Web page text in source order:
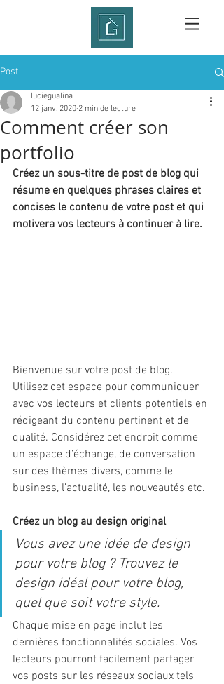
Post
Comment créer son
portfolio
luciegualina
12 janv. 2020 2 min de lecture
Créez un sous-titre de post de blog qui
résume en quelques phrases claires et
concises le contenu de votre post et qui
motivera vos lecteurs à continuer à lire.
Bienvenue sur votre post de blog.
Utilisez cet espace pour communiquer
avec vos lecteurs et clients potentiels en
rédigeant du contenu pertinent et de
qualité. Considérez cet endroit comme
un espace d’échange, de conversation
sur des thèmes divers, comme le
business, l’actualité, les nouveautés etc.
Créez un blog au design original
Vous avez une idée de design
pour votre blog ? Trouvez le
design idéal pour votre blog,
quel que soit votre style.
Chaque mise en page inclut les
dernières fonctionnalités sociales. Vos
lecteurs pourront facilement partager
vos posts sur les réseaux sociaux tels